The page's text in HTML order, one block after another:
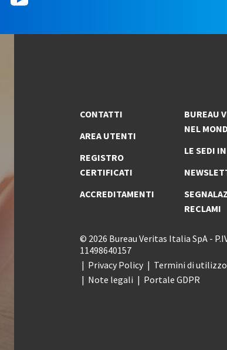
CONTATTI
AREA UTENTI
REGISTRO
CERTIFICATI
ACCREDITAMENTI
BUREAU
NEL
LE SEDI
RECLAMI
© 2026 Bureau Veritas Italia SpA -
11498640157
Privacy Policy
Termini di utilizzo
Note legali
Portale GDPR